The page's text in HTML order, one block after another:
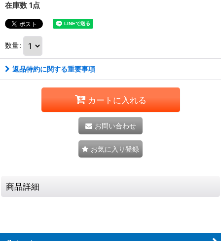
在庫数 1点
数量:
返品特約に関する重要事項
カートに入れる
お問い合わせ
お気に入り登録
商品詳細